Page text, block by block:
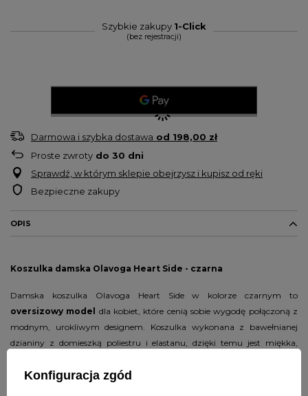
Szybkie zakupy 1-Click
(bez rejestracji)
Darmowa i szybka dostawa od 198,00 zł
Proste zwroty do 30 dni
Sprawdź, w którym sklepie obejrzysz i kupisz od ręki
Bezpieczne zakupy
OPIS
Koszulka damska Olavoga Heart Side - czarna
Damska koszulka Olavoga Heart Side w kolorze czarnym to
oversizowy model
dla kobiet, które cenią sobie wygodę połączoną z
modnym, urokliwym designem. Koszulka wykonana z bawełnianej
dzianiny z domieszką poliestru i elastanu, dzięki temu jest miękka,
odkształcenia.
Konfiguracja zgód